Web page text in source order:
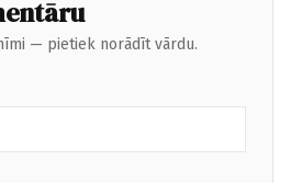
— pietiek norādīt vārdu.